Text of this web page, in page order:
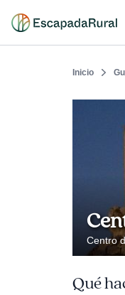
Inicio
Centro
Qué